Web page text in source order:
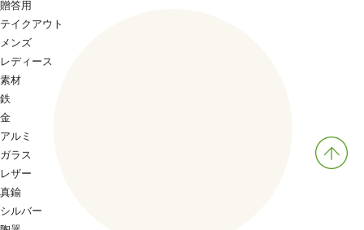
贈答用
テイクアウト
メンズ
レディース
素材
鉄
金
アルミ
ガラス
レザー
真鍮
シルバー